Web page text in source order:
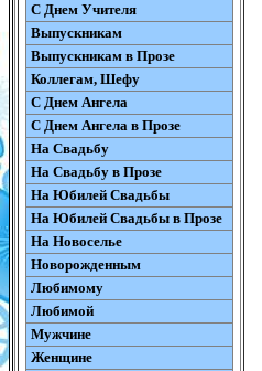
С Днем Учителя
Выпускникам
Выпускникам в Прозе
Коллегам, Шефу
С Днем Ангела
С Днем Ангела в Прозе
На Свадьбу
На Свадьбу в Прозе
На Юбилей Свадьбы
На Юбилей Свадьбы в Прозе
На Новоселье
Новорожденным
Любимому
Любимой
Мужчине
Женщине